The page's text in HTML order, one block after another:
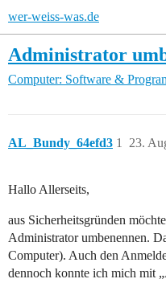
wer-weiss-was.de
Administrator
Computer: Software &
AL_Bundy_64efd3 23.
1
Hallo Allerseits,
aus Sicherheitsgründen
Administrator umbenennen.
Computer). Auch den
dennoch konnte ich mich mit